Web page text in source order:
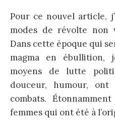
Pour ce nouvel article,
modes de révolte non
Dans cette époque qui
magma en ébullition,
moyens de lutte
douceur, humour,
combats.
femmes qui ont été à